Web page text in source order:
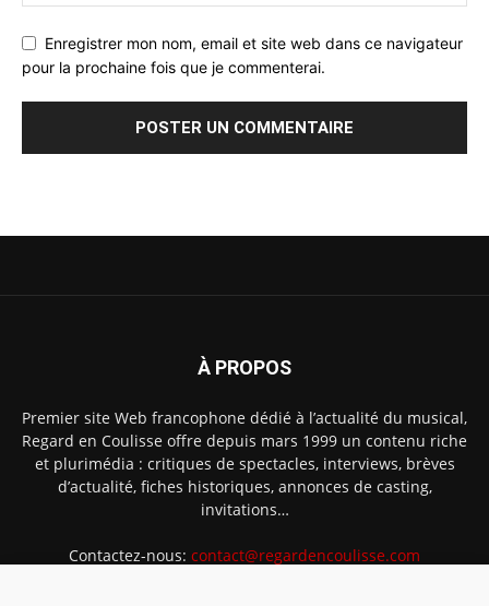
Enregistrer mon nom, email et site web dans ce navigateur
pour la prochaine fois que je commenterai.
À PROPOS
Premier site Web francophone dédié à l’actualité du musical,
Regard en Coulisse offre depuis mars 1999 un contenu riche
et plurimédia : critiques de spectacles, interviews, brèves
d’actualité, fiches historiques, annonces de casting,
invitations…
Contactez-nous: contact@regardencoulisse.com